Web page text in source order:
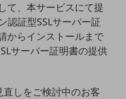
て、本サービスにて提
認証型SSLサーバー証
からインストールまで
サーバー証明書の提供
直しをご検討中のお客